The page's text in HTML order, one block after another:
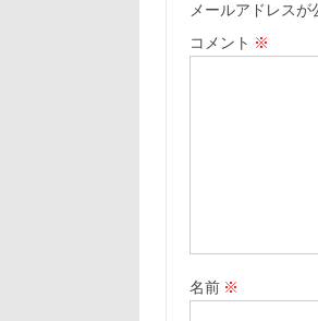
メールアドレスが
コメント ※
名前 ※